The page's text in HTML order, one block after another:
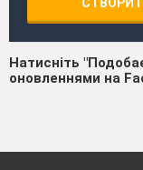
Натисніть
оновленнями на